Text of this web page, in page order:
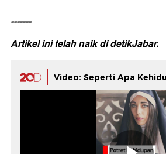
-------
Artikel ini telah naik didetikJabar.
Video: Seperti Apa